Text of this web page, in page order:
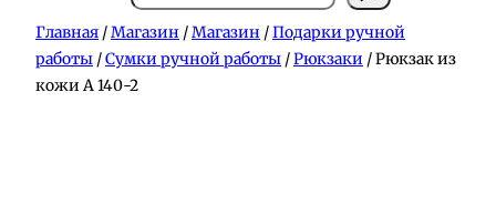
Главная /Магазин /Магазин /Подарки ручной
работы /Сумки ручной работы /Рюкзаки / Рюкзак из
кожи А 140-2